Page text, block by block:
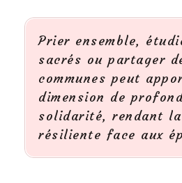
Prier ensemble,
sacrés ou partager
communes peut
dimension de
solidarité, rendant
résiliente face aux